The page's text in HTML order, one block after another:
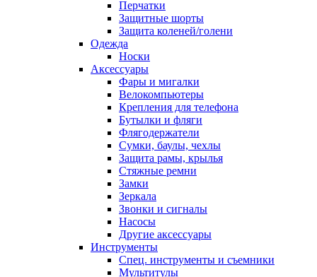
Перчатки
Защитные шорты
Защита коленей/голени
Одежда
Носки
Аксессуары
Фары и мигалки
Велокомпьютеры
Крепления для телефона
Бутылки и фляги
Флягодержатели
Сумки, баулы, чехлы
Защита рамы, крылья
Стяжные ремни
Замки
Зеркала
Звонки и сигналы
Насосы
Другие аксессуары
Инструменты
Спец. инструменты и съемники
Мультитулы